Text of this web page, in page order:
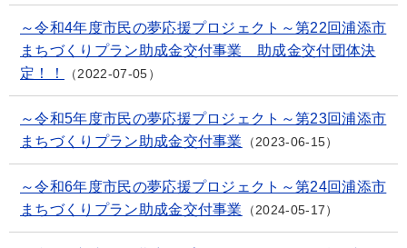
～令和4年度市民の夢応援プロジェクト～第22回浦添市
まちづくりプラン助成金交付事業 助成金交付団体決
定！！
2022-07-05
～令和5年度市民の夢応援プロジェクト～第23回浦添市
まちづくりプラン助成金交付事業
2023-06-15
～令和6年度市民の夢応援プロジェクト～第24回浦添市
まちづくりプラン助成金交付事業
2024-05-17